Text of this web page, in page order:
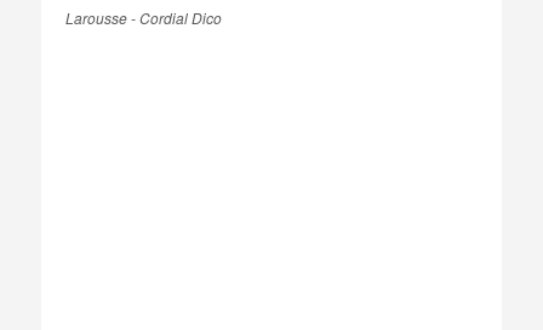
Larousse - Cordial Dico